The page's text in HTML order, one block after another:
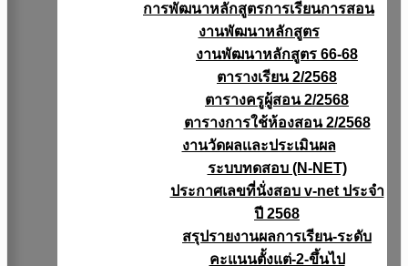
การพัฒนาหลักสูตรการเรียนการสอน
งานพัฒนาหลักสูตร
งานพัฒนาหลักสูตร 66-68
ตารางเรียน 2/2568
ตารางครูผู้สอน 2/2568
ตารางการใช้ห้องสอน 2/2568
งานวัดผลเเละประเมินผล
ระบบทดสอบ (N-NET)
ประกาศเลขที่นั่งสอบ v-net ประจำ
ปี 2568
สรุปรายงานผลการเรียน-ระดับ
คะแนนตั้งแต่-2-ขึ้นไป